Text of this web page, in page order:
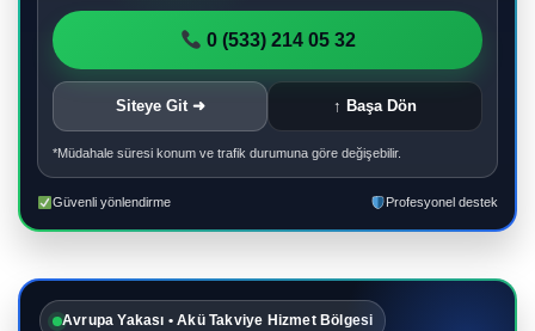
0 (533) 214 05 32
Siteye Git ➜ ↑ Başa Dön
*Müdahale süresi konum ve trafik durumuna göre değişebilir.
Güvenli yönlendirme Profesyonel destek
Avrupa Yakası • Akü Takviye Hizmet Bölgesi